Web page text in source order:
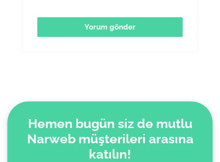
Hemen bugün siz de mutlu
Narweb müşterileri arasına
katılın!